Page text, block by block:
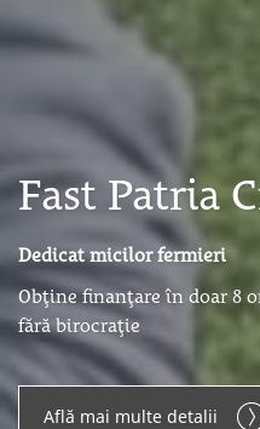
Fast Patria
Dedicat micilor fermieri
Obține finanțare în doar 8
fără birocrație
Află mai multe detalii